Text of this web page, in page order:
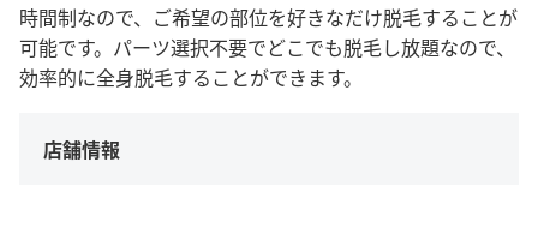
時間制なので、ご希望の部位を好きなだけ脱毛することが
可能です。パーツ選択不要でどこでも脱毛し放題なので、
効率的に全身脱毛することができます。
店舗情報